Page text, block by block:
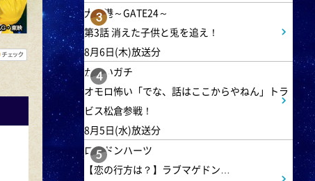
3
大空港～GATE24～
第3話 消えた子供と兎を追え！
8月6日(木)放送分
4
かまいガチ
オモロ怖い「でな、話はここからやねん」トラ
ビス松倉参戦！
8月5日(水)放送分
5
ロンドンハーツ
【恋の行方は？】ラブマゲドン…